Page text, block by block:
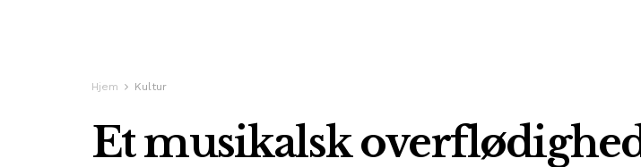
Hjem Kultur
Et musikalsk